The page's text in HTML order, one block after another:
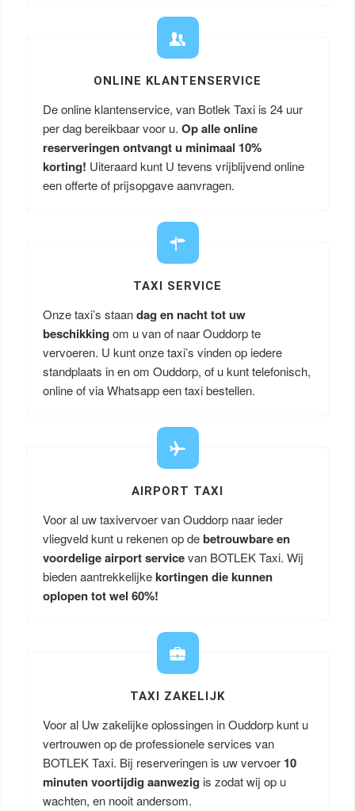
ONLINE KLANTENSERVICE
De online klantenservice, van Botlek Taxi is 24 uur
per dag bereikbaar voor u. Op alle online
reserveringen ontvangt u minimaal 10%
korting! Uiteraard kunt U tevens vrijblijvend online
een offerte of prijsopgave aanvragen.
TAXI SERVICE
Onze taxi’s staandag en nacht tot uw
beschikking om u van of naar Ouddorp te
vervoeren. U kunt onze taxi’s vinden op iedere
standplaats in en om Ouddorp, of u kunt telefonisch,
online of via Whatsapp een taxi bestellen.
AIRPORT TAXI
Voor al uw taxivervoer van Ouddorp naar ieder
vliegveld kunt u rekenen op debetrouwbare en
voordelige airport servicevan BOTLEK Taxi. Wij
bieden aantrekkelijkekortingen die kunnen
oplopen tot wel 60%!
TAXI ZAKELIJK
Voor al Uw zakelijke oplossingen in Ouddorp kunt u
vertrouwen op de professionele services van
BOTLEK Taxi. Bij reserveringen is uw vervoer 10
minuten voortijdig aanwezig is zodat wij op u
wachten, en nooit andersom.